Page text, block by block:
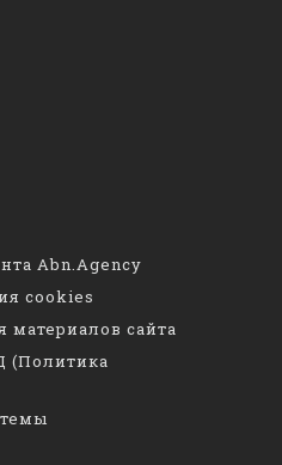
Abn.Agency
cookies
материалов сайта
(Политика